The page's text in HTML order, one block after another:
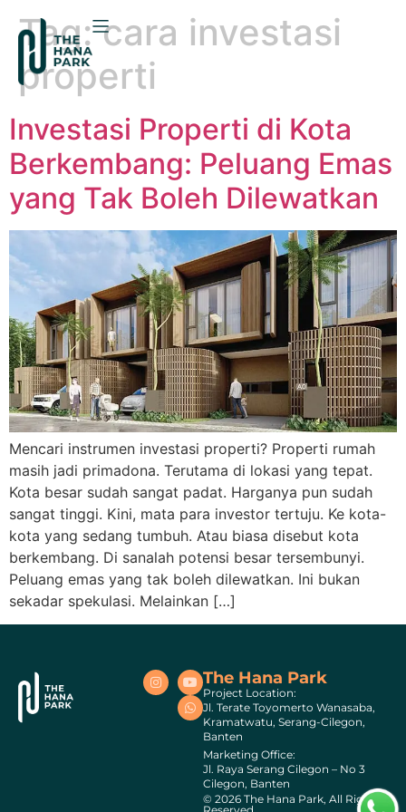
Tag:cara investasi
properti
Investasi Properti di Kota
Berkembang: Peluang Emas
yang Tak Boleh Dilewatkan
Mencari instrumen investasi properti? Properti rumah
masih jadi primadona. Terutama di lokasi yang tepat.
Kota besar sudah sangat padat. Harganya pun sudah
sangat tinggi. Kini, mata para investor tertuju. Ke kota-
kota yang sedang tumbuh. Atau biasa disebut kota
berkembang. Di sanalah potensi besar tersembunyi.
Peluang emas yang tak boleh dilewatkan. Ini bukan
sekadar spekulasi. Melainkan […]
The Hana Park
Project Location:
Jl. Terate Toyomerto Wanasaba,
Kramatwatu, Serang-Cilegon,
Banten
Marketing Office:
Jl. Raya Serang Cilegon – No 3
Cilegon, Banten
© 2026 The Hana Park, All Rights